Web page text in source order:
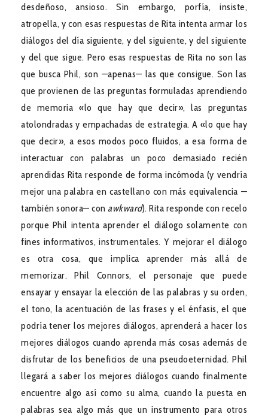
desdeñoso, ansioso. Sin embargo, porfía, insiste,
atropella, y con esas respuestas de Rita intenta armar los
diálogos del día siguiente, y del siguiente, y del siguiente
y del que sigue. Pero esas respuestas de Rita no son las
que busca Phil, son —apenas— las que consigue. Son las
que provienen de las preguntas formuladas aprendiendo
de memoria «lo que hay que decir», las preguntas
atolondradas y empachadas de estrategia. A «lo que hay
que decir», a esos modos poco fluidos, a esa forma de
interactuar con palabras un poco demasiado recién
aprendidas Rita responde de forma incómoda (y vendría
mejor una palabra en castellano con más equivalencia —
también sonora— con awkward). Rita responde con recelo
porque Phil intenta aprender el diálogo solamente con
fines informativos, instrumentales. Y mejorar el diálogo
es otra cosa, que implica aprender más allá de
memorizar. Phil Connors, el personaje que puede
ensayar y ensayar la elección de las palabras y su orden,
el tono, la acentuación de las frases y el énfasis, el que
podría tener los mejores diálogos, aprenderá a hacer los
mejores diálogos cuando aprenda más cosas además de
disfrutar de los beneficios de una pseudoeternidad. Phil
llegará a saber los mejores diálogos cuando finalmente
encuentre algo así como su alma, cuando la puesta en
palabras sea algo más que un instrumento para otros